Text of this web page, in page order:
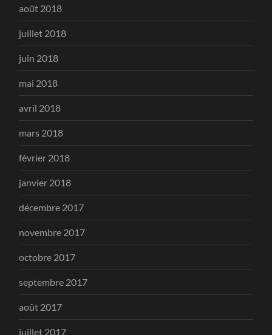
août 2018
juillet 2018
juin 2018
mai 2018
avril 2018
mars 2018
février 2018
janvier 2018
décembre 2017
novembre 2017
octobre 2017
septembre 2017
août 2017
juillet 2017